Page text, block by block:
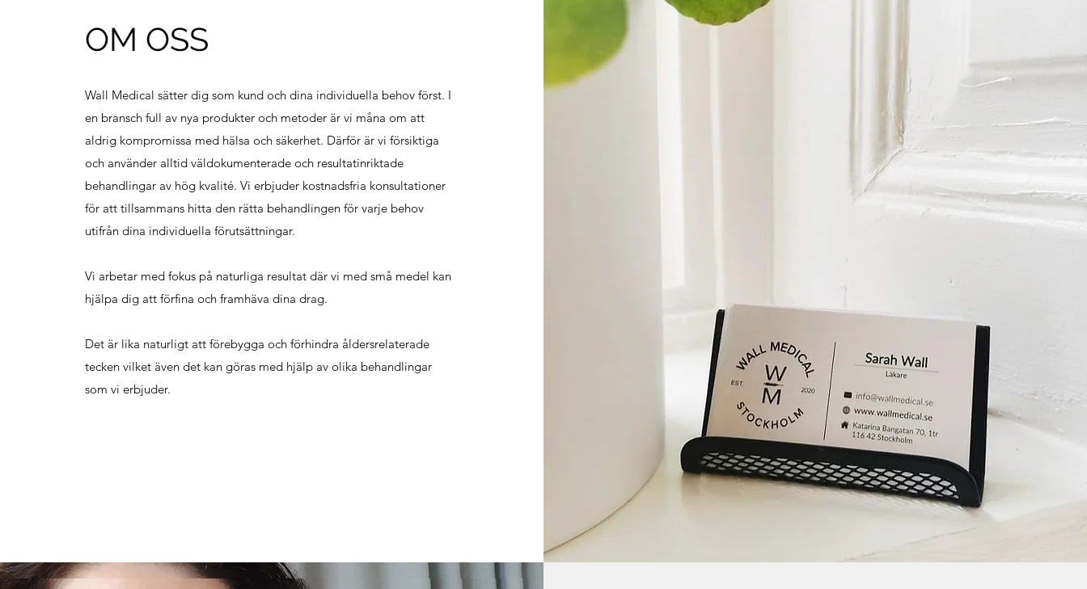
OM OSS
Wall Medical sätter dig som kund och dina individuella behov först. I
en bransch full av nya produkter och metoder är vi måna om att
aldrig kompromissa med hälsa och säkerhet. Därför är vi försiktiga
och använder alltid väldokumenterade och resultatinriktade
behandlingar av hög kvalité. Vi erbjuder kostnadsfria konsultationer
för att tillsammans hitta den rätta behandlingen för varje behov
utifrån dina individuella förutsättningar.
Vi arbetar med fokus på naturliga resultat där vi med små medel kan
hjälpa dig att förfina och framhäva dina drag.
Det är lika naturligt att förebygga och förhindra åldersrelaterade
tecken vilket även det kan göras med hjälp av olika behandlingar
som vi erbjuder.